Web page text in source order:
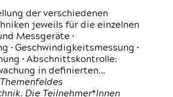
der verschiedenen
jeweils für die einzelnen
Messgeräte •
• Geschwindigkeitsmessung •
• Abschnittskontrolle:
in definierten…
Die Teilnehmer*Innen